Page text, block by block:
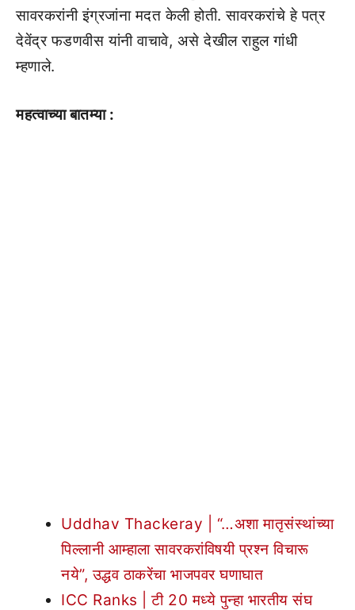
सावरकरांनी इंग्रजांना मदत केली होती. सावरकरांचे हे पत्र
देवेंद्र फडणवीस यांनी वाचावे, असे देखील राहुल गांधी
म्हणाले.
महत्वाच्या बातम्या :
Uddhav Thackeray | “…अशा मातृसंस्थांच्या
पिल्लानी आम्हाला सावरकरांविषयी प्रश्न विचारू
नये”, उद्धव ठाकरेंचा भाजपवर घणाघात
ICC Ranks | टी 20 मध्ये पुन्हा भारतीय संघ